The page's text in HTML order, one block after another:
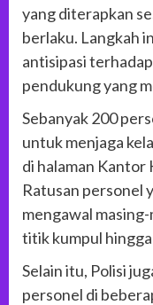
yang diterapkan
berlaku. Langkah
antisipasi
pendukung yang
Sebanyak 200
untuk menjaga
di halaman Kantor
Ratusan personel
mengawal
titik kumpul
Selain itu, Polisi
personel di